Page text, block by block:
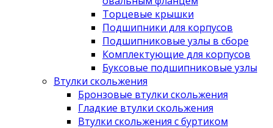
Торцевые крышки
Подшипники для корпусов
Подшипниковые узлы в сборе
Комплектующие для корпусов
Буксовые подшипниковые узлы
Втулки скольжения
Бронзовые втулки скольжения
Гладкие втулки скольжения
Втулки скольжения с буртиком